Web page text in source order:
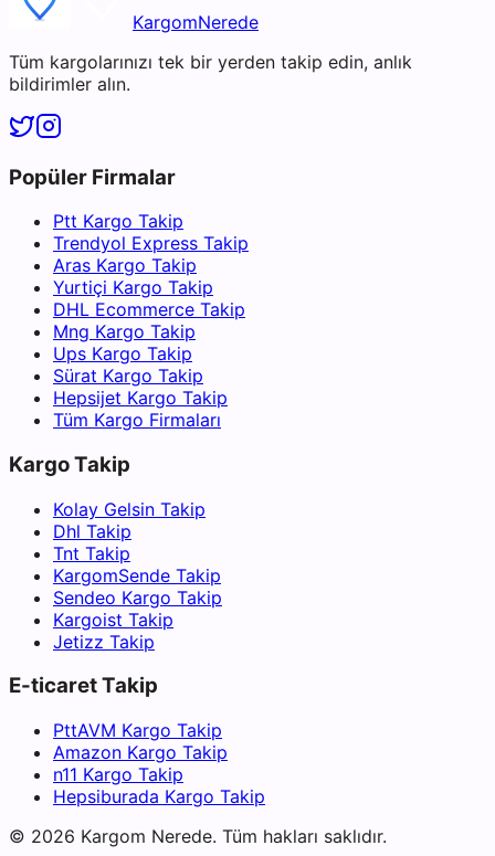
KargomNerede
Tüm kargolarınızı tek bir yerden takip edin, anlık
bildirimler alın.
Popüler Firmalar
Ptt Kargo Takip
Trendyol Express Takip
Aras Kargo Takip
Yurtiçi Kargo Takip
DHL Ecommerce Takip
Mng Kargo Takip
Ups Kargo Takip
Sürat Kargo Takip
Hepsijet Kargo Takip
Tüm Kargo Firmaları
Kargo Takip
Kolay Gelsin Takip
Dhl Takip
Tnt Takip
KargomSende Takip
Sendeo Kargo Takip
Kargoist Takip
Jetizz Takip
E-ticaret Takip
PttAVM Kargo Takip
Amazon Kargo Takip
n11 Kargo Takip
Hepsiburada Kargo Takip
© 2026 Kargom Nerede. Tüm hakları saklıdır.